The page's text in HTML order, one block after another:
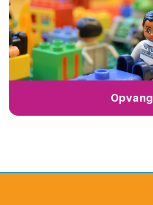
Opvang